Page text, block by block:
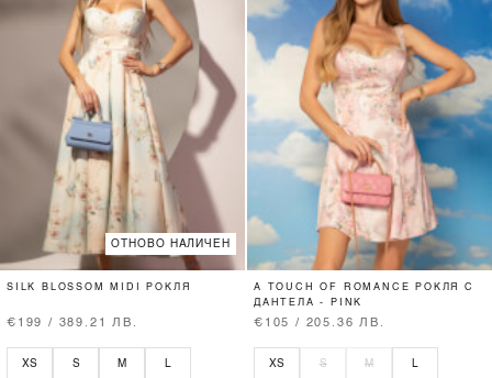
ОТНОВО НАЛИЧЕН
SILK BLOSSOM MIDI РОКЛЯ
€199 / 389.21 ЛВ.
XS S M L
A TOUCH OF ROMANCE РОКЛЯ С
ДАНТЕЛА - PINK
€105 / 205.36 ЛВ.
XS S M L